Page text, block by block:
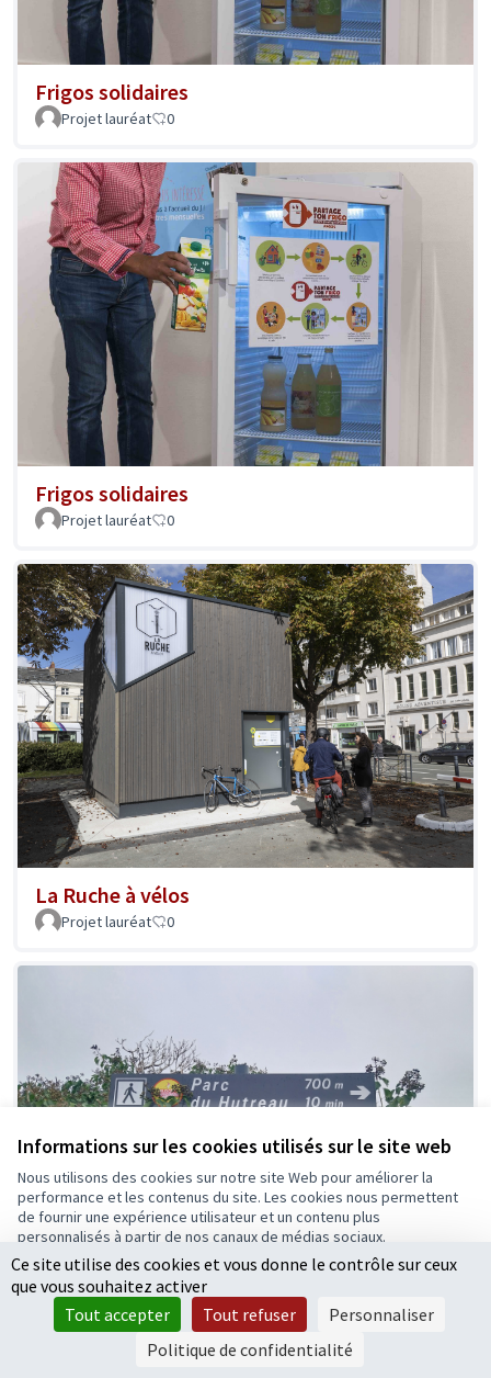
Informations sur les cookies utilisés sur le site web
Nous utilisons des cookies sur notre site Web pour améliorer la
performance et les contenus du site. Les cookies nous permettent
de fournir une expérience utilisateur et un contenu plus
personnalisés à partir de nos canaux de médias sociaux.
Tout accepter
Accepter seulement les cookies essentiels
Paramètres
Frigos solidaires
Projet lauréat 0
Frigos solidaires
Projet lauréat 0
La Ruche à vélos
Projet lauréat 0
Voie piétonne et cyclable jusqu'au parc du
Ce site utilise des cookies et vous donne le contrôle sur ceux
que vous souhaitez activer
Tout accepter
Tout refuser
Personnaliser
Politique de confidentialité